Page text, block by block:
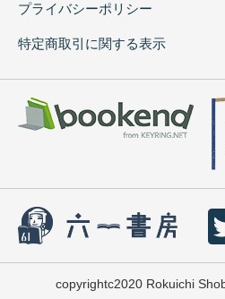
プライバシーポリシー
特定商取引に関する表示
copyrightc2020 Rokuichi